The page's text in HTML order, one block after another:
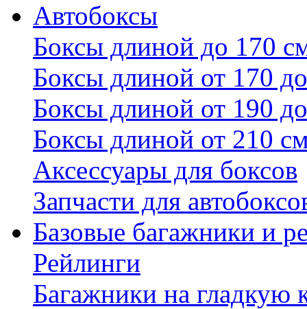
Автобоксы
Боксы длиной до 170
Боксы длиной от 170
Боксы длиной от 190
Боксы длиной от 210
Аксессуары для боксов
Запчасти для
Базовые багажники и
Рейлинги
Багажники на гладкую